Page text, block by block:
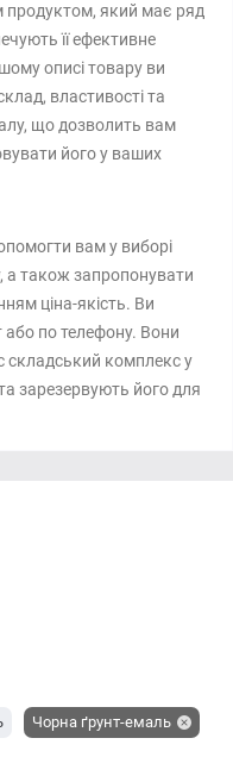
продуктом, який має ряд
її ефективне
описі товару ви
властивості та
що дозволить вам
його у ваших
вам у виборі
а також запропонувати
ціна-якість. Ви
або по телефону. Вони
складський комплекс у
зарезервують його для
Чорна ґрунт-емаль